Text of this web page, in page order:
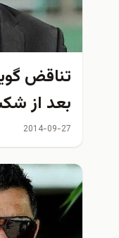
تناقض
بعد از
2014-09-27